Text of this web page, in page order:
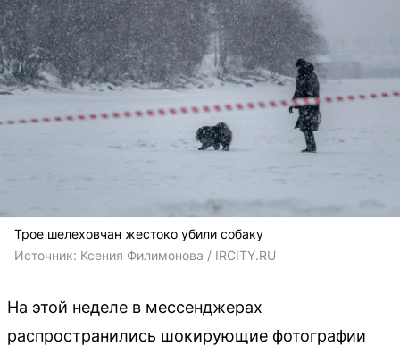
Трое шелеховчан жестоко убили собаку
Источник: Ксения Филимонова / IRCITY.RU
На этой неделе в мессенджерах
распространились шокирующие фотографии